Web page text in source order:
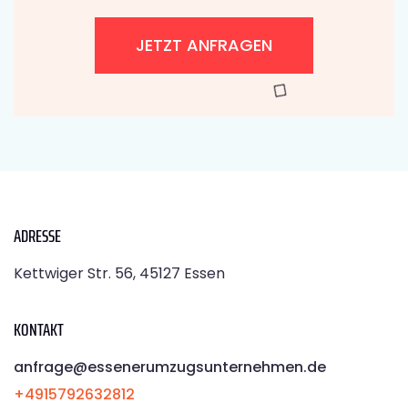
JETZT ANFRAGEN
ADRESSE
Kettwiger Str. 56, 45127 Essen
KONTAKT
anfrage@essenerumzugsunternehmen.de
+4915792632812